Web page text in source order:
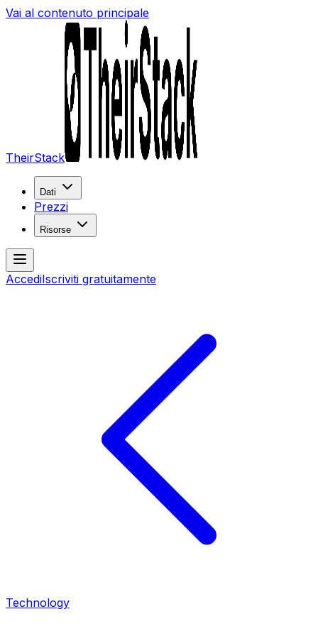
Vai al contenuto principale
TheirStack
Dati
Prezzi
Risorse
AccediIscriviti gratuitamente
Technology